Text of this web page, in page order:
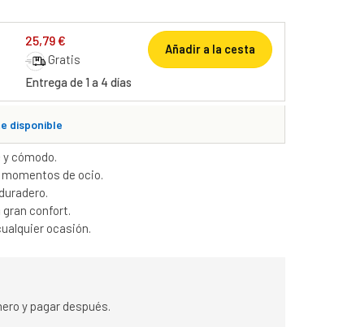
25,79 €
Gratis
Entrega de 1 a 4 días
Añadir a la cesta
disponible
cómodo.
de ocio.
gran confort.
ocasión.
y pagar después.